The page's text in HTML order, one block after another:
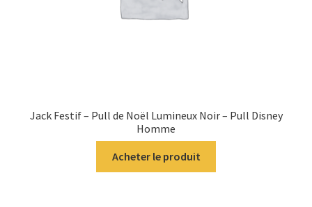
Jack Festif – Pull de Noël Lumineux Noir – Pull Disney
Homme
Acheter le produit